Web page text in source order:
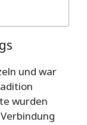
und war
wurden